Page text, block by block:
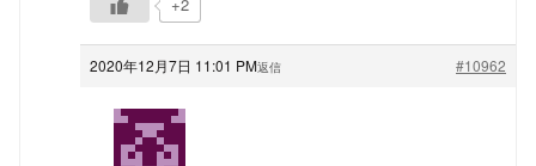
2020年12月7日 11:01 PM #10962
返信